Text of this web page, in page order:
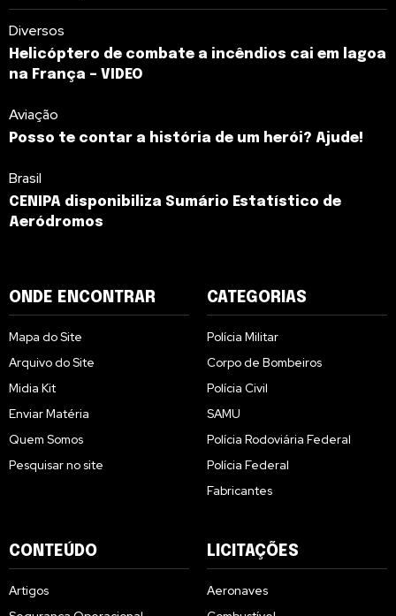
Diversos
Helicóptero de combate a incêndios cai em lagoa
na França – VIDEO
Aviação
Posso te contar a história de um herói? Ajude!
Brasil
CENIPA disponibiliza Sumário Estatístico de
Aeródromos
ONDE ENCONTRAR
Mapa do Site
Arquivo do Site
Midia Kit
Enviar Matéria
Quem Somos
Pesquisar no site
CATEGORIAS
Polícia Militar
Corpo de Bombeiros
Polícia Civil
SAMU
Polícia Rodoviária Federal
Polícia Federal
Fabricantes
CONTEÚDO
Artigos
LICITAÇÕES
Aeronaves